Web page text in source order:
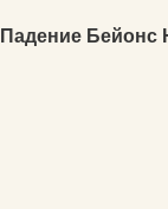
Падение Бейонс